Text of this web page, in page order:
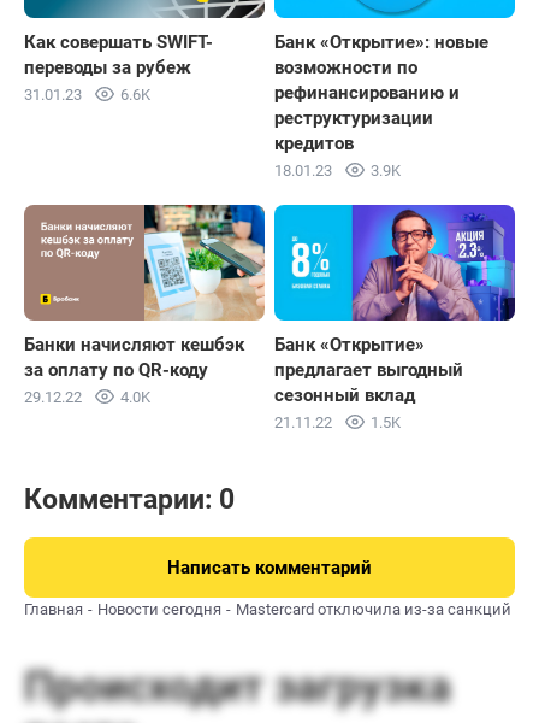
Как совершать SWIFT-
переводы за рубеж
31.01.23 6.6K
Банк «Открытие»: новые
возможности по
рефинансированию и
реструктуризации
кредитов
18.01.23 3.9K
Банки начисляют кешбэк
за оплату по QR-коду
29.12.22 4.0K
Банк «Открытие»
предлагает выгодный
сезонный вклад
21.11.22 1.5K
Комментарии: 0
Написать комментарий
Главная Новости сегодня Mastercard отключила из-за санкций